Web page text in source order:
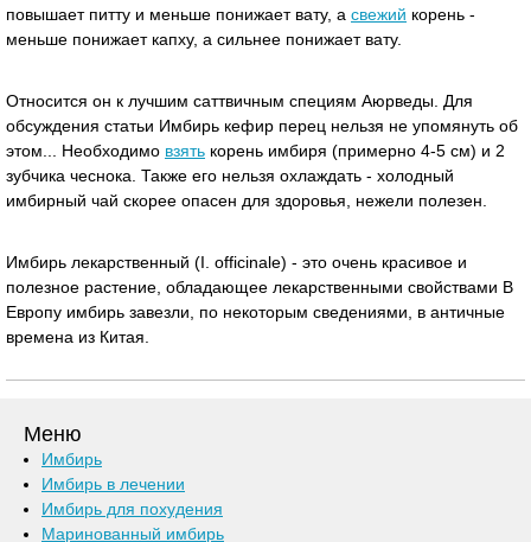
повышает питту и меньше понижает вату, а свежий корень -
меньше понижает капху, а сильнее понижает вату.
Относится он к лучшим саттвичным специям Аюрведы. Для
обсуждения статьи Имбирь кефир перец нельзя не упомянуть об
этом... Необходимо взять корень имбиря (примерно 4-5 см) и 2
зубчика чеснока. Также его нельзя охлаждать - холодный
имбирный чай скорее опасен для здоровья, нежели полезен.
Имбирь лекарственный (I. officinale) - это очень красивое и
полезное растение, обладающее лекарственными свойствами В
Европу имбирь завезли, по некоторым сведениями, в античные
времена из Китая.
Меню
Имбирь
Имбирь в лечении
Имбирь для похудения
Маринованный имбирь